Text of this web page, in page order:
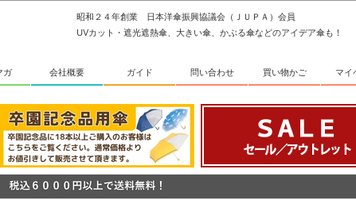
昭和２４年創業 日本洋傘振興協議会（ＪＵＰＡ）会員
UVカット・遮光遮熱傘、大きい傘、かぶる傘などのアイデア傘も！
ガ 会社概要 ガイド 問い合わせ 買い物かご マイ